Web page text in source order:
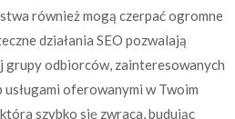
również mogą czerpać ogromne
działania SEO pozwalają
grupy odbiorców, zainteresowanych
oferowanymi w Twoim
szybko się zwraca, budując